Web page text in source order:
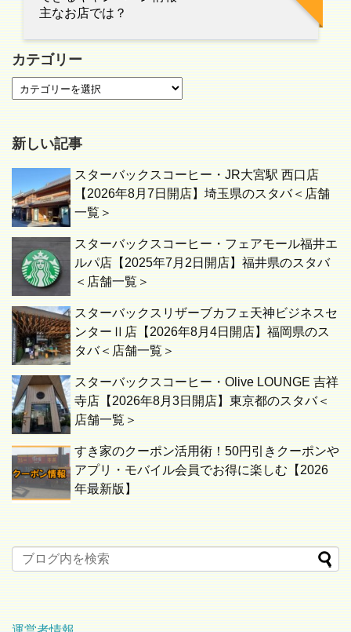
主なお店では？
カテゴリー
新しい記事
スターバックスコーヒー・JR大宮駅 西口店
【2026年8月7日開店】埼玉県のスタバ＜店舗
一覧＞
スターバックスコーヒー・フェアモール福井エ
ルパ店【2025年7月2日開店】福井県のスタバ
＜店舗一覧＞
スターバックスリザーブカフェ天神ビジネスセ
ンターⅡ店【2026年8月4日開店】福岡県のス
タバ＜店舗一覧＞
スターバックスコーヒー・Olive LOUNGE 吉祥
寺店【2026年8月3日開店】東京都のスタバ＜
店舗一覧＞
すき家のクーポン活用術！50円引きクーポンや
アプリ・モバイル会員でお得に楽しむ【2026
年最新版】